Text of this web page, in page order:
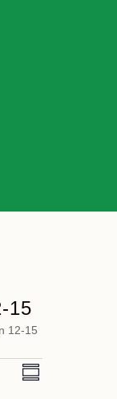
15
12-15
Ansichten-
Veranstaltung
Ansichten-